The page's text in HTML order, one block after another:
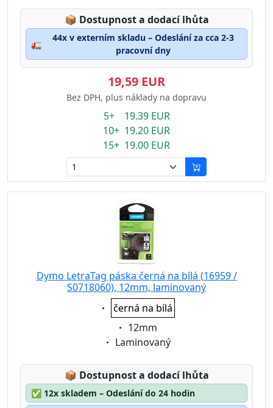
📦 Lagerstatus:
Dostupnost a dodací lhůta
🚛
44x v externím skladu – Odeslání za cca 2-3
pracovní dny
19,59 EUR
Bez DPH, plus náklady na dopravu
5+ 19.39 EUR
10+ 19.20 EUR
15+ 19.00 EUR
Dymo LetraTag páska černá na bílá (16959 /
S0718060), 12mm, laminovaný
Eigenschaft:
černá na bílá
Eigenschaft:
12mm
Eigenschaft:
Laminovaný
📦 Lagerstatus:
Dostupnost a dodací lhůta
✅ 12x skladem – Odeslání do 24 hodin